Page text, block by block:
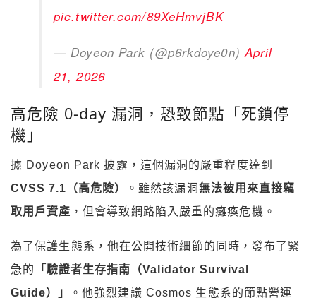
pic.twitter.com/89XeHmvjBK
— Doyeon Park (@p6rkdoye0n) April
21, 2026
高危險 0-day 漏洞，恐致節點「死鎖停
機」
據 Doyeon Park 披露，這個漏洞的嚴重程度達到
CVSS 7.1（高危險）
。雖然該漏洞 無法被用來直接竊
取用戶資產 ，但會導致網路陷入嚴重的癱瘓危機。
為了保護生態系，他在公開技術細節的同時，發布了緊
急的
「驗證者生存指南（Validator Survival
Guide）」
。他強烈建議 Cosmos 生態系的節點營運